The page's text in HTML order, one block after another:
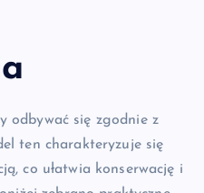
odbywać się zgodnie z
ten charakteryzuje się
co ułatwia konserwację i